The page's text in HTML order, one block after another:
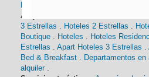
Alojamiento:
3 Estrellas . Hoteles 2 Estrellas .
Boutique . Hoteles . Hoteles
Estrellas . Apart Hoteles 3 Estrellas .
Bed & Breakfast . Departamentos en
alquiler .